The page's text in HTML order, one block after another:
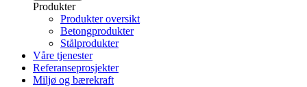
Produkter
Produkter oversikt
Betongprodukter
Stålprodukter
Våre tjenester
Referanseprosjekter
Miljø og bærekraft